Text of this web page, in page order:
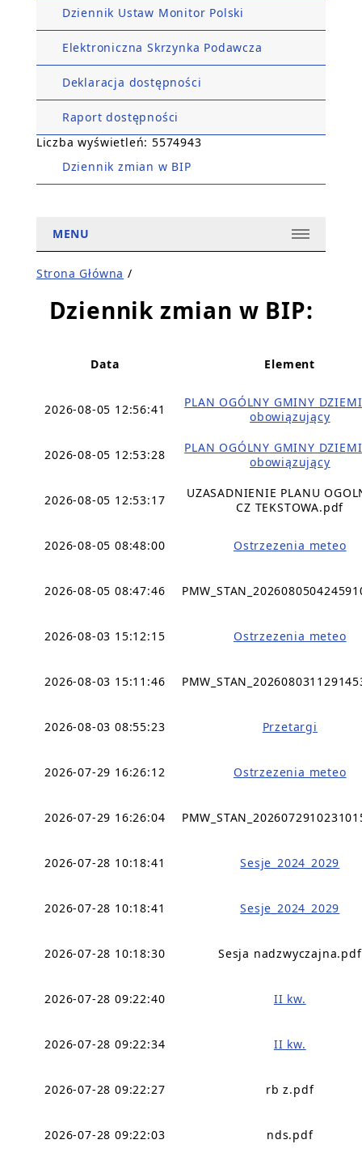
Dziennik Ustaw Monitor Polski
Elektroniczna Skrzynka Podawcza
Deklaracja dostępności
Raport dostępności
Liczba wyświetleń: 5574943
Dziennik zmian w BIP
MENU
Strona Główna /
Dziennik zmian w BIP:
Data Element
2026-08-05 12:56:41
PLAN OGÓLNY GMINY
obowiązujący
2026-08-05 12:53:28
PLAN OGÓLNY GMINY
obowiązujący
2026-08-05 12:53:17
UZASADNIENIE PLANU
CZ TEKSTOWA.pdf
2026-08-05 08:48:00 Ostrzezenia meteo
2026-08-05 08:47:46
2026-08-03 15:12:15 Ostrzezenia meteo
2026-08-03 15:11:46
2026-08-03 08:55:23 Przetargi
2026-07-29 16:26:12 Ostrzezenia meteo
2026-07-29 16:26:04
2026-07-28 10:18:41 Sesje_2024_2029
2026-07-28 10:18:41 Sesje_2024_2029
2026-07-28 10:18:30 Sesja nadzwyczajna.pdf
2026-07-28 09:22:40 II kw.
2026-07-28 09:22:34 II kw.
2026-07-28 09:22:27 rb z.pdf
2026-07-28 09:22:03 nds.pdf